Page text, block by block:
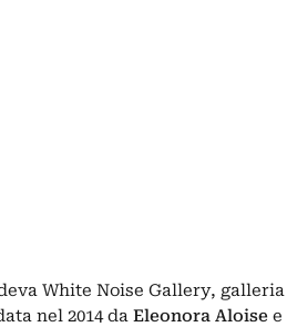
White Noise Gallery, galleria
nel 2014 da Eleonora Aloise e